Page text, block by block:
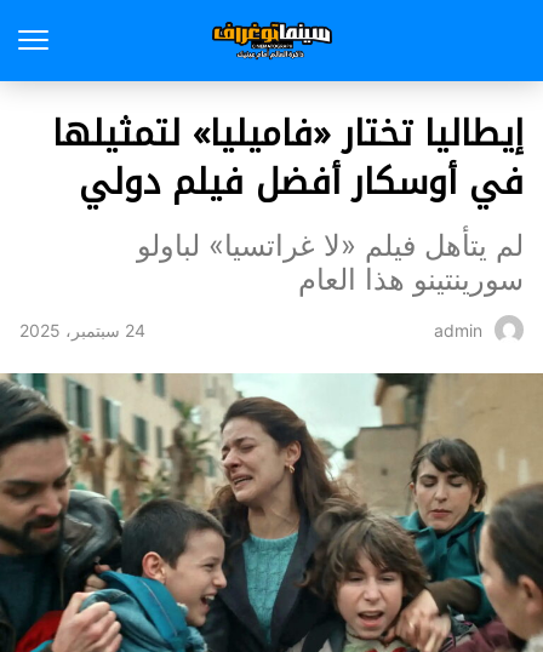
إيطاليا تختار «فاميليا» لتمثيلها
في أوسكار أفضل فيلم دولي
لم يتأهل فيلم «لا غراتسيا» لباولو
سورينتينو هذا العام
admin 24 سبتمبر، 2025